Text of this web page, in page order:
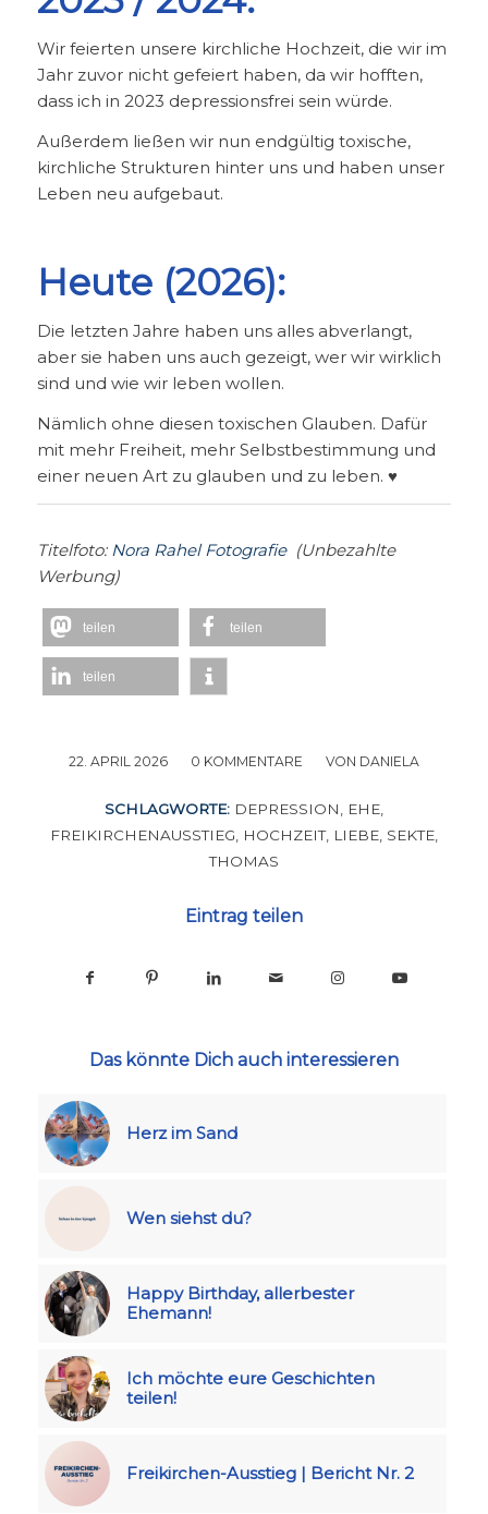
Wir feierten unsere kirchliche Hochzeit, die wir im
Jahr zuvor nicht gefeiert haben, da wir hofften,
dass ich in 2023 depressionsfrei sein würde.
Außerdem ließen wir nun endgültig toxische,
kirchliche Strukturen hinter uns und haben unser
Leben neu aufgebaut.
Heute (2026):
Die letzten Jahre haben uns alles abverlangt,
aber sie haben uns auch gezeigt, wer wir wirklich
sind und wie wir leben wollen.
Nämlich ohne diesen toxischen Glauben. Dafür
mit mehr Freiheit, mehr Selbstbestimmung und
einer neuen Art zu glauben und zu leben. ♥
Titelfoto: Nora Rahel Fotografie (Unbezahlte
Werbung)
teilen teilen
teilen
22. APRIL 2026
/ 0 KOMMENTARE
/ VON DANIELA
SCHLAGWORTE: DEPRESSION, EHE,
FREIKIRCHENAUSSTIEG, HOCHZEIT, LIEBE, SEKTE,
THOMAS
Eintrag teilen
Das könnte Dich auch interessieren
Herz im Sand
Wen siehst du?
Happy Birthday, allerbester
Ehemann!
Ich möchte eure Geschichten
teilen!
Freikirchen-Ausstieg | Bericht Nr. 2